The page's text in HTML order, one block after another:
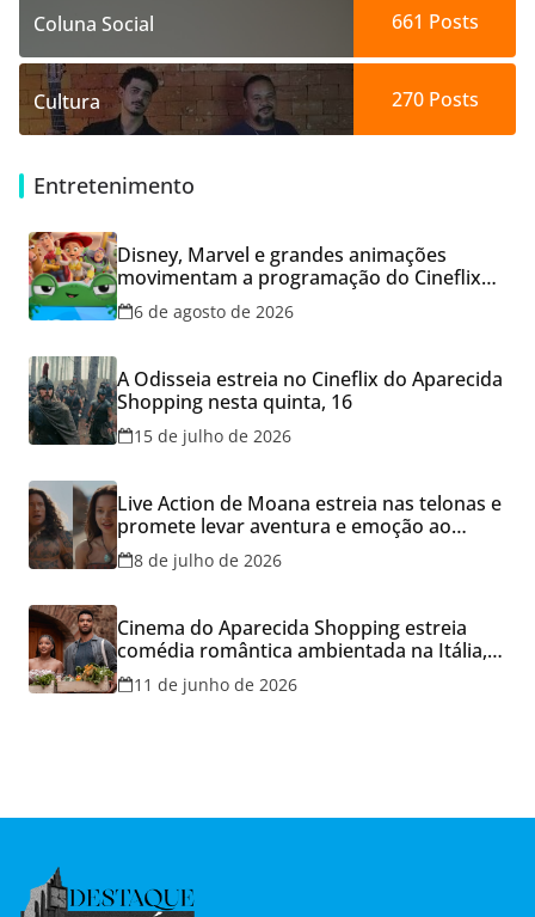
Coluna Social 661 Posts
Cultura 270Posts
Entretenimento
Disney, Marvel e grandes animações
movimentam a programação do Cineflix
do Aparecida Shopping
6 de agosto de 2026
A Odisseia estreia no Cineflix do Aparecida
Shopping nesta quinta, 16
15 de julho de 2026
Live Action de Moana estreia nas telonas e
promete levar aventura e emoção ao
Cineflix do Aparecida Shopping
8 de julho de 2026
Cinema do Aparecida Shopping estreia
comédia romântica ambientada na Itália,
hoje e lança promoção para o Dia dos
Namorados
11 de junho de 2026